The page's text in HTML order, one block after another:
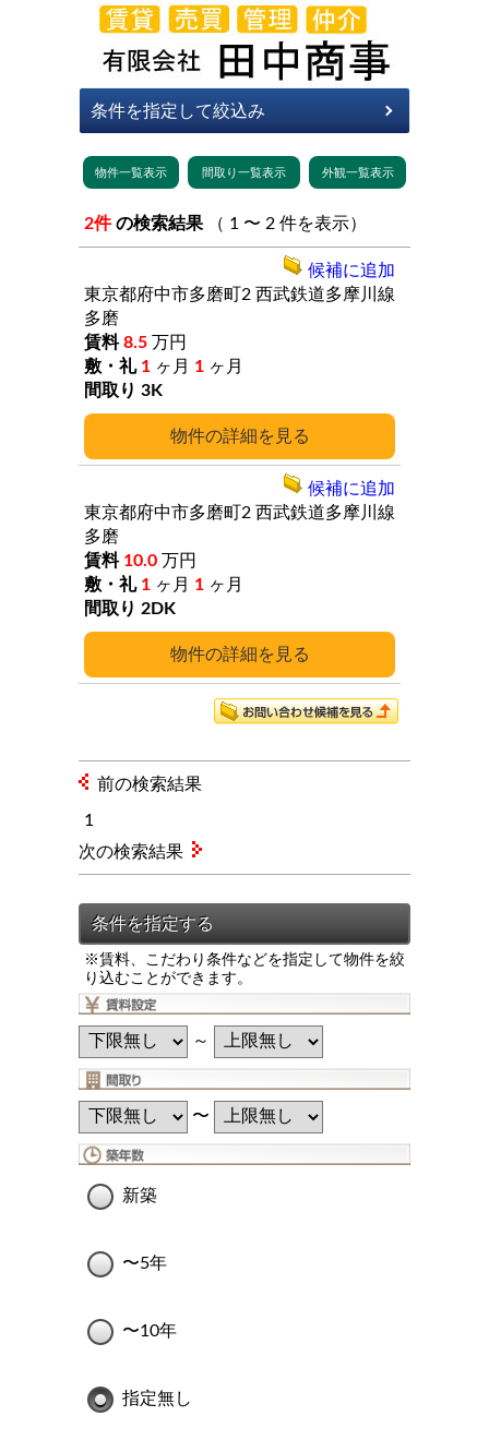
2件 の検索結果 （ 1 〜 2 件を表示）
詳細
東京都府中市多磨町2 西武鉄道多摩川線
多磨
8.5 万円
1 ヶ月 1 ヶ月
3K
候補に追加
詳細
東京都府中市多磨町2 西武鉄道多摩川線
多磨
10.0 万円
1 ヶ月 1 ヶ月
2DK
候補に追加
前の検索結果
1
※賃料、こだわり条件などを指定して物件を絞
り込むことができます。
～
〜
新築
〜5年
〜10年
指定無し